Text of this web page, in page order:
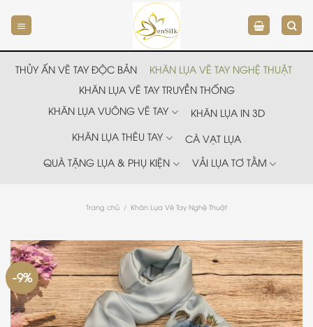
đến
nội
dung
THỦY ẤN VẼ TAY ĐỘC BẢN
KHĂN LỤA VẼ TAY NGHỆ THUẬT
KHĂN LỤA VẼ TAY TRUYỀN THỐNG
KHĂN LỤA VUÔNG VẼ TAY
KHĂN LỤA IN 3D
KHĂN LỤA THÊU TAY
CÀ VẠT LỤA
QUÀ TẶNG LỤA & PHỤ KIỆN
VẢI LỤA TƠ TẰM
Trang chủ / Khăn Lụa Vẽ Tay Nghệ Thuật
-9%